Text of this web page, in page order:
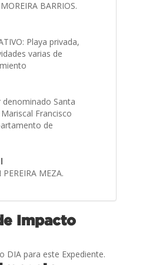
BARRIOS.
Playa privada,
varias de
Santa
Francisco
de
MEZA.
Impacto
DIA para este Expediente.